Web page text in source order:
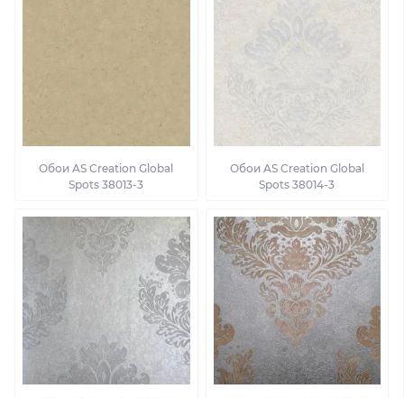
Обои AS Creation Global
Spots 38013-3
Обои AS Creation Global
Spots 38014-3